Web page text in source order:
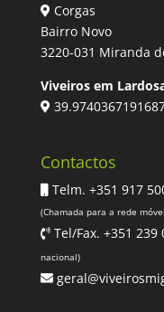
Corgas
Bairro Novo
3220-031 Miranda
Viveiros em
Contactos
Telm. +351 917
(Chamada para a rede
Tel/Fax. +351 239
nacional)